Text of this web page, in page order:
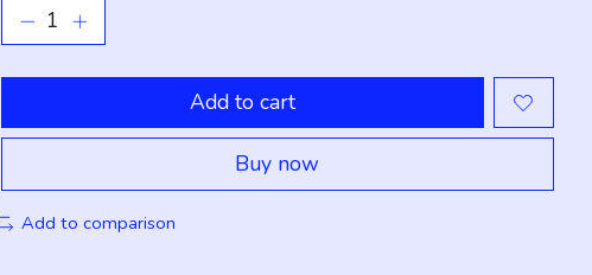
Add to cart
Buy now
Add to comparison